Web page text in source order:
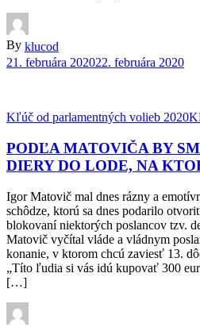
By klucod
21. februára 202022. februára 2020
Kľúč od parlamentných volieb 2020
PODĽA MATOVIČA BY
DIERY DO LODE, NA
Igor Matovič mal dnes rázny a
schôdze, ktorú sa dnes podarilo
blokovaní niektorých poslancov tzv.
Matovič vyčítal vláde a vládnym
konanie, v ktorom chcú zaviesť 13.
„Títo ľudia si vás idú kupovať 300
[…]